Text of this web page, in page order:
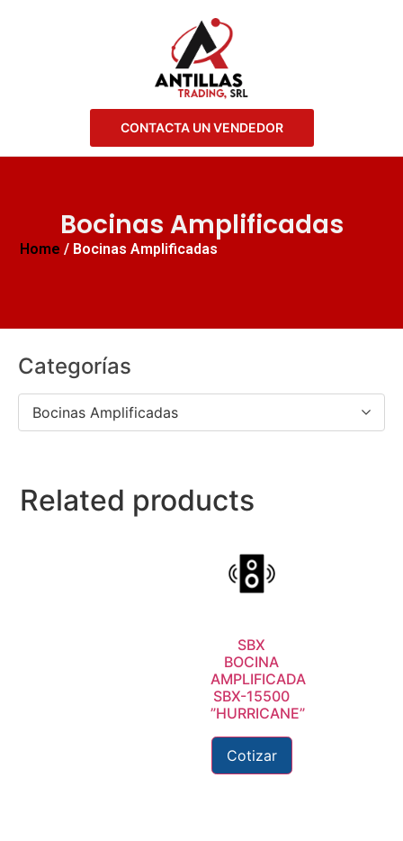
CONTACTA UN VENDEDOR
Bocinas Amplificadas
Home / Bocinas Amplificadas
Categorías
Bocinas Amplificadas
Related products
SBX
BOCINA
AMPLIFICADA
SBX-15500
”HURRICANE”
Cotizar